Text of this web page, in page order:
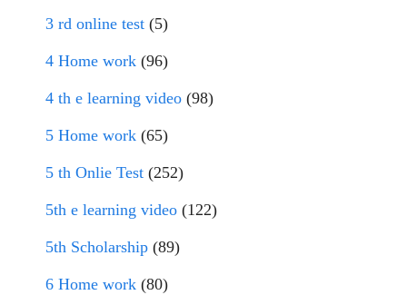
3 rd online test (5)
4 Home work (96)
4 th e learning video (98)
5 Home work (65)
5 th Onlie Test (252)
5th e learning video (122)
5th Scholarship (89)
6 Home work (80)